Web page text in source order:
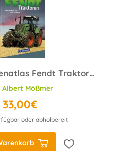
Der neue Typenatlas Fendt Traktoren
Albert Mößmer
33,00€
oder abholbereit